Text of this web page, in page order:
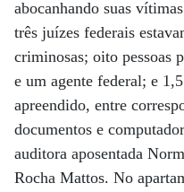
abocanhando suas
três juízes federais
criminosas; oito pessoas
e um agente federal; e
apreendido, entre
documentos e
auditora aposentada
Rocha Mattos. No